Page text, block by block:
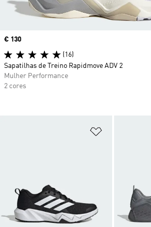
Price
€ 130
(16)
Sapatilhas de Treino Rapidmove ADV 2
Mulher Performance
2 cores